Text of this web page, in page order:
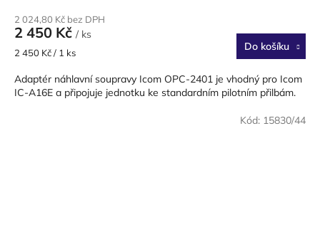
2 024,80 Kč bez DPH
2 450 Kč / ks
Měrná
2 450 Kč / 1 ks Do košíku
Adaptér náhlavní soupravy Icom OPC-2401 je vhodný pro Icom
IC-A16E a připojuje jednotku ke standardním pilotním přilbám.
Kód: 15830/44